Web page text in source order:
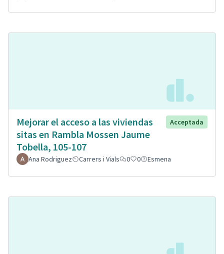
Mejorar el acceso a las viviendas
sitas en Rambla Mossen Jaume
Tobella, 105-107
Acceptada
Ana Rodriguez Carrers i Vials 0 0 Esmena